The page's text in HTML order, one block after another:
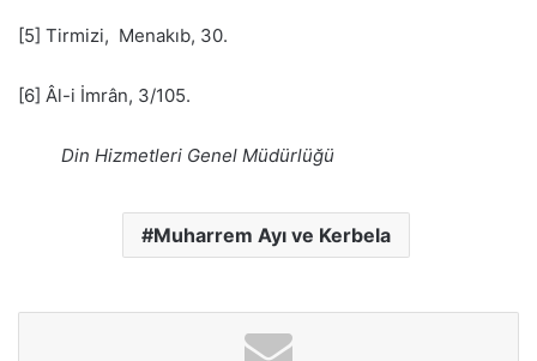
[5] Tirmizi, Menakıb, 30.
[6] Âl-i İmrân, 3/105.
Din Hizmetleri Genel Müdürlüğü
Muharrem Ayı ve Kerbela